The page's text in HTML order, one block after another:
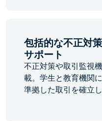
包括的な不正対
サポート
不正対策や取引監視
載。学生と教育機関
準拠した取引を確立